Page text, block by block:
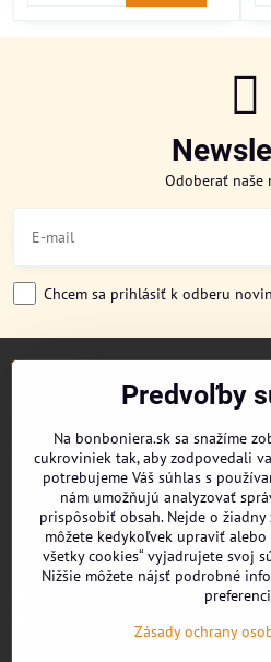
Odoberať naše
Chcem sa prihlásiť k odberu
DORUČENIE OBJEDNÁVKY
REKLAMAČNÉ PODMIENKY
OBCHODNÉ PODMIENKY
KONTAKT
Predvoľby
Na bonboniera.sk sa snažíme
cukroviniek tak, aby zodpovedali
potrebujeme Váš súhlas s
nám umožňujú analyzovať
prispôsobiť obsah. Nejde o žiadny
môžete kedykoľvek upraviť
všetky cookies“ vyjadrujete svoj
Nižšie môžete nájsť podrobné
Zásady ochrany